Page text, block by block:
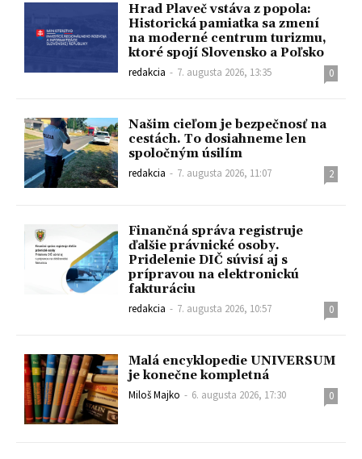
Hrad Plaveč vstáva z popola:
Historická pamiatka sa zmení
na moderné centrum turizmu,
ktoré spojí Slovensko a Poľsko
redakcia - 7. augusta 2026, 13:35 0
Našim cieľom je bezpečnosť na
cestách. To dosiahneme len
spoločným úsilím
redakcia - 7. augusta 2026, 11:07 2
Finančná správa registruje
ďalšie právnické osoby.
Pridelenie DIČ súvisí aj s
prípravou na elektronickú
fakturáciu
redakcia - 7. augusta 2026, 10:57 0
Malá encyklopedie UNIVERSUM
je konečne kompletná
Miloš Majko - 6. augusta 2026, 17:30 0